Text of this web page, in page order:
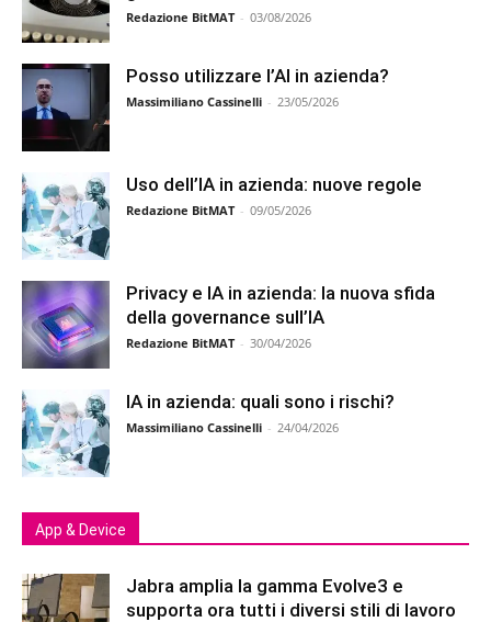
Redazione BitMAT - 03/08/2026
Posso utilizzare l’AI in azienda?
Massimiliano Cassinelli - 23/05/2026
Uso dell’IA in azienda: nuove regole
Redazione BitMAT - 09/05/2026
Privacy e IA in azienda: la nuova sfida
della governance sull’IA
Redazione BitMAT - 30/04/2026
IA in azienda: quali sono i rischi?
Massimiliano Cassinelli - 24/04/2026
App & Device
Jabra amplia la gamma Evolve3 e
supporta ora tutti i diversi stili di lavoro